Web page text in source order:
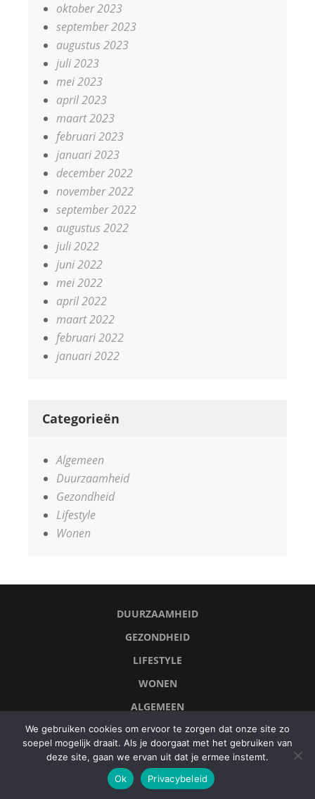
oktober 2023
september 2023
augustus 2023
juli 2023
mei 2023
april 2023
maart 2023
februari 2023
januari 2023
december 2022
november 2022
september 2022
augustus 2022
juli 2022
juni 2022
mei 2022
april 2022
maart 2022
februari 2022
januari 2022
Categorieën
Algemeen
Duurzaamheid
Gezondheid
Lifestyle
Wonen
DUURZAAMHEID
GEZONDHEID
LIFESTYLE
WONEN
ALGEMEEN
CONTACT
COPYRIGHT © 2026BE SENSE
• Fabulous Fluid byCatch Themes
We gebruiken cookies om ervoor te zorgen dat onze site zo
soepel mogelijk draait. Als je doorgaat met het gebruiken van
deze site, gaan we ervan uit dat je ermee instemt.
Ok
Privacybeleid